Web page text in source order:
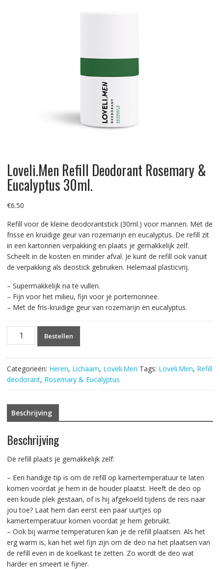
Loveli.Men Refill Deodorant Rosemary &
Eucalyptus 30ml.
€6.50
Refill voor de kleine deodorantstick (30ml.) voor mannen. Met de
frisse en kruidige geur van rozemarijn en eucalyptus. De refill zit
in een kartonnen verpakking en plaats je gemakkelijk zelf.
Scheelt in de kosten en minder afval. Je kunt de refill ook vanuit
de verpakking als deostick gebruiken. Helemaal plasticvrij.
– Supermakkelijk na te vullen.
– Fijn voor het milieu, fijn voor je portemonnee.
– Met de fris-kruidige geur van rozemarijn en eucalyptus.
Loveli.Men
Refill
&
Eucalyptus
aantal
Bestellen
Categorieën: Heren, Lichaam, Loveli.Men Tags: Loveli.Men, Refill
deodorant, Rosemary & Eucalyptus
Beschrijving
Beschrijving
De refill plaats je gemakkelijk zelf:
– Een handige tip is om de refill op kamertemperatuur te laten
komen voordat je hem in de houder plaatst. Heeft de deo op
een koude plek gestaan, of is hij afgekoeld tijdens de reis naar
jou toe? Laat hem dan eerst een paar uurtjes op
kamertemperatuur komen voordat je hem gebruikt.
– Ook bij warme temperaturen kan je de refill plaatsen. Als het
erg warm is, kan het wel fijn zijn om de deo na het plaatsen van
de refill even in de koelkast te zetten. Zo wordt de deo wat
harder en smeert ie fijner.